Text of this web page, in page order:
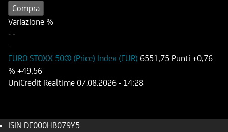
Compra
Variazione %
- -
-
EURO STOXX 50® (Price) Index (EUR) 6551,75 Punti +0,76
% +49,56
UniCredit Realtime 07.08.2026 - 14:28
ISIN DE000HB079Y5